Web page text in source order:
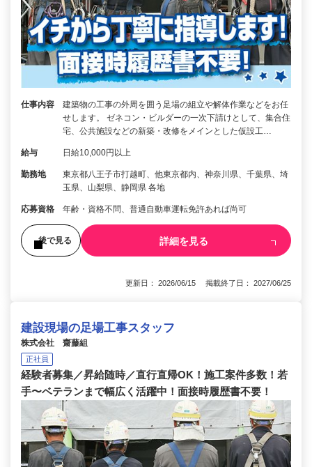
仕事内容
建築物の工事の外周を囲う足場の組立や解体作業などをお任
せします。 ゼネコン・ビルダーの一次下請けとして、集合住
宅、公共施設などの新築・改修をメインとした仮設工…
給与 日給10,000円以上
勤務地
東京都八王子市打越町、他東京都内、神奈川県、千葉県、埼
玉県、山梨県、静岡県 各地
応募資格 年齢・資格不問、普通自動車運転免許あれば尚可
後で見る 詳細を見る
更新日： 2026/06/15 掲載終了日： 2027/06/25
建設現場の足場工事スタッフ
株式会社 齋藤組
正社員
経験者募集／昇給随時／直行直帰OK！施工案件多数！若
手〜ベテランまで幅広く活躍中！面接時履歴書不要！